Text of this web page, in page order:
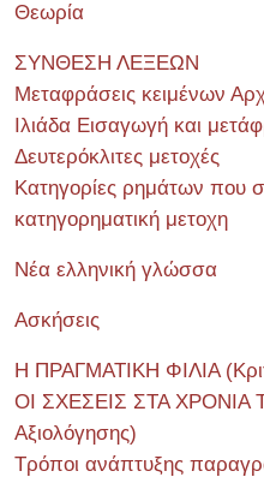
Θεωρία
ΣΥΝΘΕΣΗ ΛΕΞΕΩΝ
Μεταφράσεις κειμένων
Ιλιάδα Εισαγωγή και
Δευτερόκλιτες μετοχές
Κατηγορίες ρημάτων που
κατηγορηματική μετοχη
Νέα ελληνική γλώσσα
Ασκήσεις
Η ΠΡΑΓΜΑΤΙΚΗ ΦΙΛΙΑ
ΟΙ ΣΧΕΣΕΙΣ ΣΤΑ ΧΡΟΝΙΑ
Αξιολόγησης)
Τρόποι ανάπτυξης